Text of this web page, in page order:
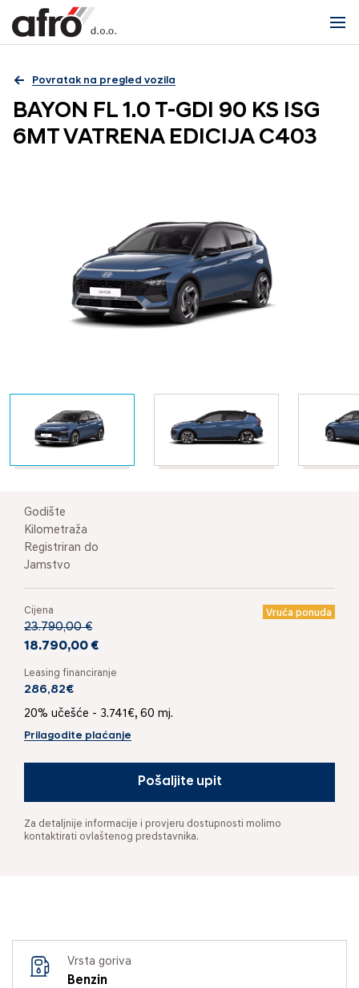
Povratak na pregled vozila
BAYON FL 1.0 T-GDI 90 KS ISG
6MT VATRENA EDICIJA C403
Godište
Kilometraža
Registriran do
Jamstvo
Cijena Vruća ponuda
23.790,00 €
18.790,00 €
Leasing financiranje
286,82€
20% učešće - 3.741€, 60 mj.
Prilagodite plaćanje
Pošaljite upit
Za detaljnije informacije i provjeru dostupnosti molimo
kontaktirati ovlaštenog predstavnika.
Vrsta goriva
Benzin